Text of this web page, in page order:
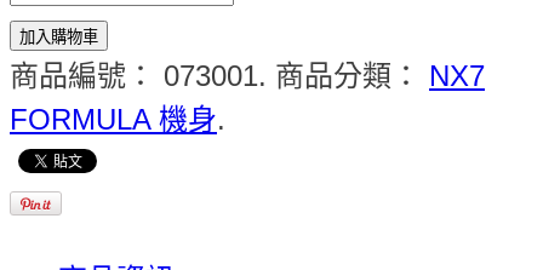
加入購物車
商品編號： 073001. 商品分類： NX7
FORMULA 機身.